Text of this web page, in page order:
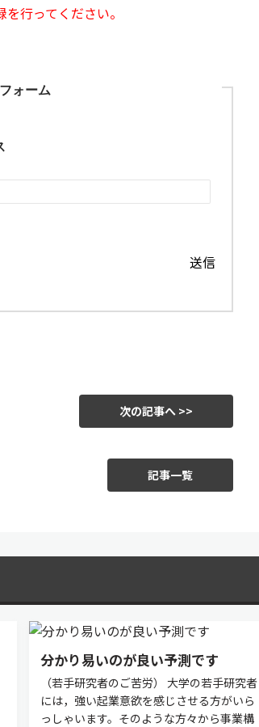
行ってください。
ォーム
次の記事へ >>
記事一覧
分かり易いのが良い予測です
（若手研究者のご苦労） 大学の若手研究者
には，強い起業意欲を感じさせる方がいら
っしゃいます。そのような方々から事業構